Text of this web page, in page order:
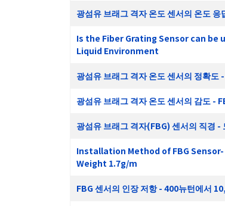
광섬유 브래그 격자 온도 센서의 온도
Is the Fiber Grating Sensor can
Liquid Environment
광섬유 브래그 격자 온도 센서의 정확도
광섬유 브래그 격자 온도 센서의 감도 -
광섬유 브래그 격자(FBG) 센서의 직경
Installation Method of FBG
Weight 1.7g/m
FBG 센서의 인장 저항 - 400뉴턴에서